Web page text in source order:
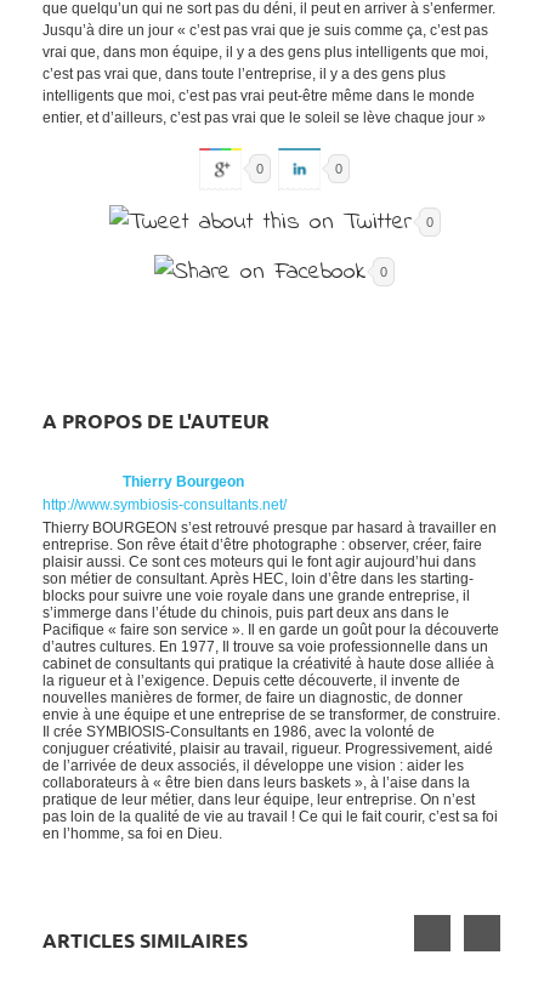
que quelqu’un qui ne sort pas du déni, il peut en arriver à s’enfermer.
Jusqu’à dire un jour « c’est pas vrai que je suis comme ça, c’est pas
vrai que, dans mon équipe, il y a des gens plus intelligents que moi,
c’est pas vrai que, dans toute l’entreprise, il y a des gens plus
intelligents que moi, c’est pas vrai peut-être même dans le monde
entier, et d’ailleurs, c’est pas vrai que le soleil se lève chaque jour »
0 0
0
0
A PROPOS DE L'AUTEUR
Thierry Bourgeon
http://www.symbiosis-consultants.net/
Thierry BOURGEON s’est retrouvé presque par hasard à travailler en
entreprise. Son rêve était d’être photographe : observer, créer, faire
plaisir aussi. Ce sont ces moteurs qui le font agir aujourd’hui dans
son métier de consultant. Après HEC, loin d’être dans les starting-
blocks pour suivre une voie royale dans une grande entreprise, il
s’immerge dans l’étude du chinois, puis part deux ans dans le
Pacifique « faire son service ». Il en garde un goût pour la découverte
d’autres cultures. En 1977, Il trouve sa voie professionnelle dans un
cabinet de consultants qui pratique la créativité à haute dose alliée à
la rigueur et à l’exigence. Depuis cette découverte, il invente de
nouvelles manières de former, de faire un diagnostic, de donner
envie à une équipe et une entreprise de se transformer, de construire.
Il crée SYMBIOSIS-Consultants en 1986, avec la volonté de
conjuguer créativité, plaisir au travail, rigueur. Progressivement, aidé
de l’arrivée de deux associés, il développe une vision : aider les
collaborateurs à « être bien dans leurs baskets », à l’aise dans la
pratique de leur métier, dans leur équipe, leur entreprise. On n’est
pas loin de la qualité de vie au travail ! Ce qui le fait courir, c’est sa foi
en l’homme, sa foi en Dieu.
ARTICLES SIMILAIRES